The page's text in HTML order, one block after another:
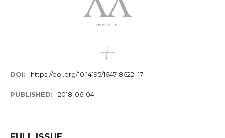
DOI: https://doi.org/10.14195/1647-8622_17
PUBLISHED: 2018-06-04